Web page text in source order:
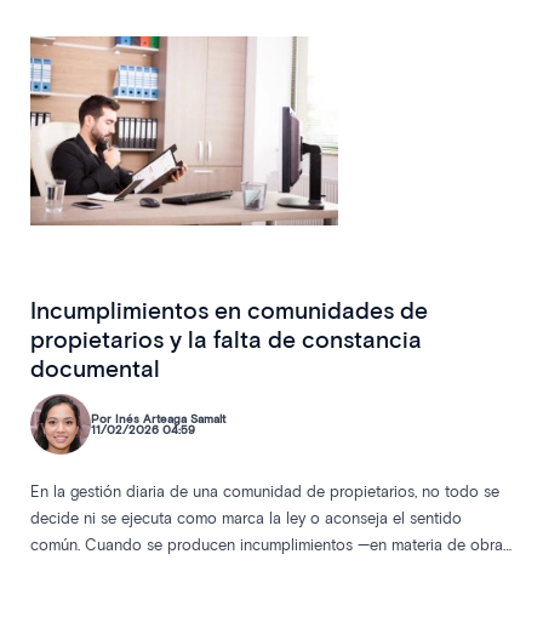
Incumplimientos en comunidades de
propietarios y la falta de constancia
documental
Por Inés Arteaga Samalt
11/02/2026 04:59
En la gestión diaria de una comunidad de propietarios, no todo se
decide ni se ejecuta como marca la ley o aconseja el sentido
común. Cuando se producen incumplimientos —en materia de obras,